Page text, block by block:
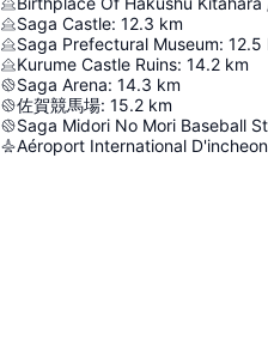
Saga Castle: 12.3 km
Saga Prefectural Museum: 12.5
Kurume Castle Ruins: 14.2 km
Saga Arena: 14.3 km
佐賀競馬場: 15.2 km
Saga Midori No Mori Baseball
Aéroport International D'incheon